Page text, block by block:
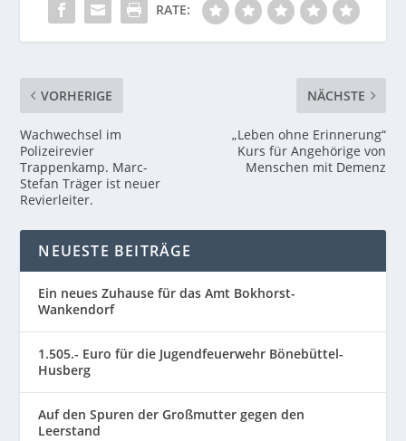
RATE:
VORHERIGE
Wachwechsel im
Polizeirevier
Trappenkamp. Marc-
Stefan Träger ist neuer
Revierleiter.
NÄCHSTE
„Leben ohne Erinnerung“
Kurs für Angehörige von
Menschen mit Demenz
NEUESTE BEITRÄGE
Ein neues Zuhause für das Amt Bokhorst-
Wankendorf
1.505.- Euro für die Jugendfeuerwehr Bönebüttel-
Husberg
Auf den Spuren der Großmutter gegen den
Leerstand